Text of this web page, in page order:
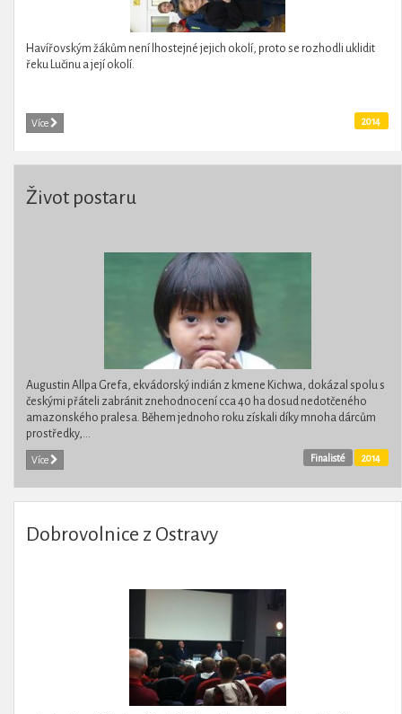
Havířovským žákům není lhostejné jejich okolí, proto se rozhodli uklidit
řeku Lučinu a její okolí.
Více 2014
Život postaru
Augustin Allpa Grefa, ekvádorský indián z kmene Kichwa, dokázal spolu s
českými přáteli zabránit znehodnocení cca 40 ha dosud nedotčeného
amazonského pralesa. Během jednoho roku získali díky mnoha dárcům
prostředky,...
Více 2014
Finalisté
Dobrovolnice z Ostravy